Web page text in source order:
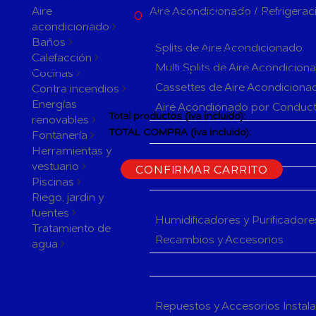
Aire
acondicionado
Baños
Calefacción
Cocinas
Contra incendios
Energías
renovables
Fontanería
Herramientas y
vestuario
Piscinas
Riego, jardin y
fuentes
Tratamiento de
agua
Aire Acondicionado /
Splits de Aire Acondicionado
Multi Splits de Aire
Cassettes de Aire
Aire Acondionado por
Herramientas y accesorios de
Sistemas de Regulación de
Humidificadores y
Recambios y Accesorios
Repuestos y Accesorios
0 PRODUCTOS EN SU
ACTUALMENTE 1 PRODUCTO
EN SU CARRITO.
Total productos (iva incluido):
TOTAL COMPRA (iva incluido):
CONFIRMAR CARRITO